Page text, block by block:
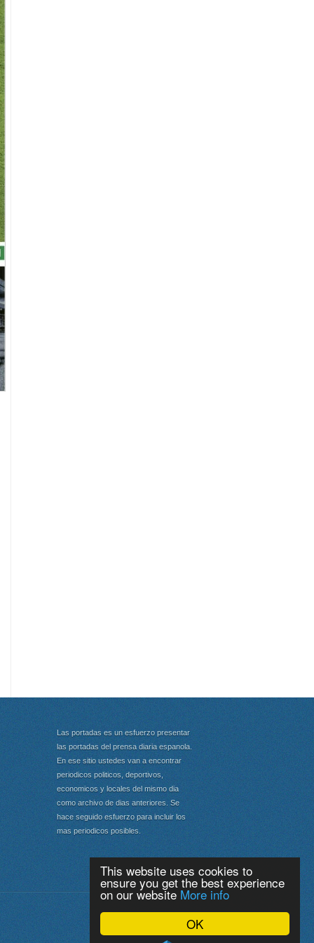
OK
This website uses cookies to
ensure you get the best experience
on our website More info
Las portadas es un esfuerzo presentar
las portadas del prensa diaria espanola.
En ese sitio ustedes van a encontrar
periodicos politicos, deportivos,
economicos y locales del mismo dia
como archivo de dias anteriores. Se
hace seguido esfuerzo para incluir los
mas periodicos posibles.